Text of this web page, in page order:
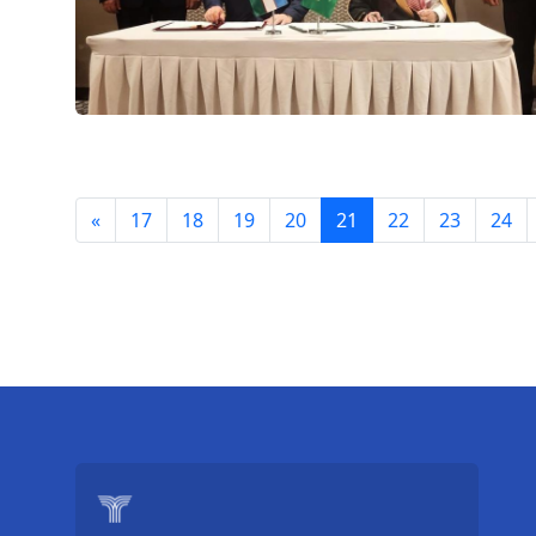
« 17 18 19 20 21 22 23 24